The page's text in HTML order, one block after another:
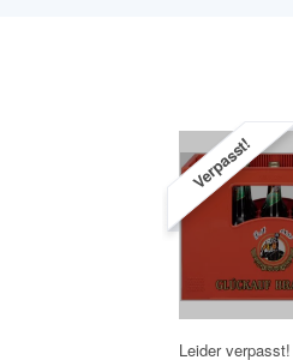
Verpasst!
Leider verpasst!